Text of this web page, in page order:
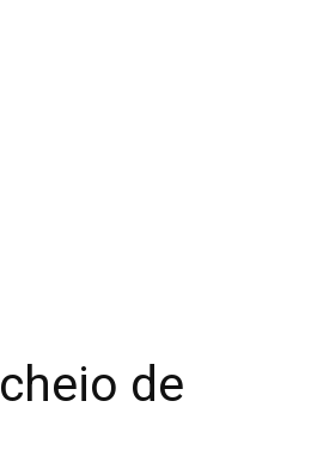
de